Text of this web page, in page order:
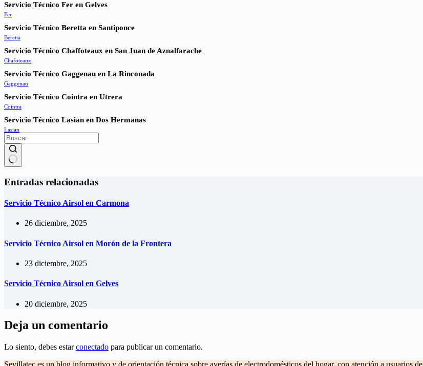
Servicio Técnico Fer en Gelves
Fer
Servicio Técnico Beretta en Santiponce
Beretta
Servicio Técnico Chaffoteaux en San Juan de Aznalfarache
Chafoteaux
Servicio Técnico Gaggenau en La Rinconada
Gaggenau
Servicio Técnico Cointra en Utrera
Cointra
Servicio Técnico Lasian en Dos Hermanas
Lasian
resultados
Entradas relacionadas
Servicio Técnico Airsol en Carmona
26 diciembre, 2025
Servicio Técnico Airsol en Morón de la Frontera
23 diciembre, 2025
Servicio Técnico Airsol en Gelves
20 diciembre, 2025
Deja un comentario
Lo siento, debes estarconectado para publicar un comentario.